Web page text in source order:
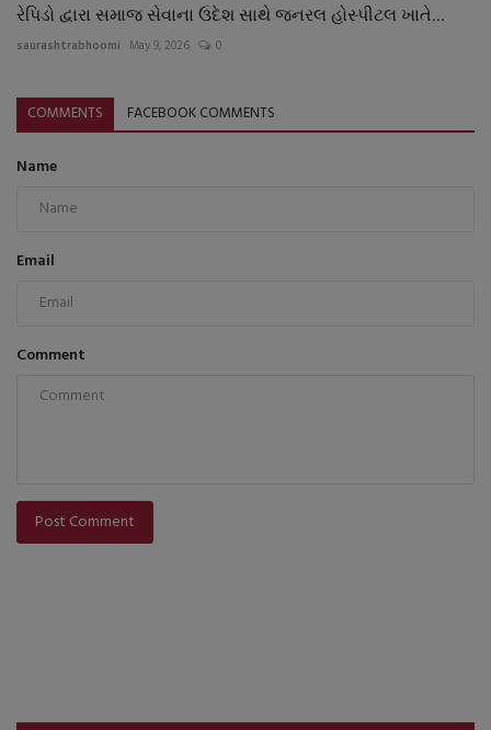
રેપિડો દ્વારા સમાજ સેવાના ઉદેશ સાથે જનરલ હોસ્પીટલ ખાતે...
saurashtrabhoomi May 9, 2026 0
COMMENTS FACEBOOK COMMENTS
Name
Email
Comment
Post Comment